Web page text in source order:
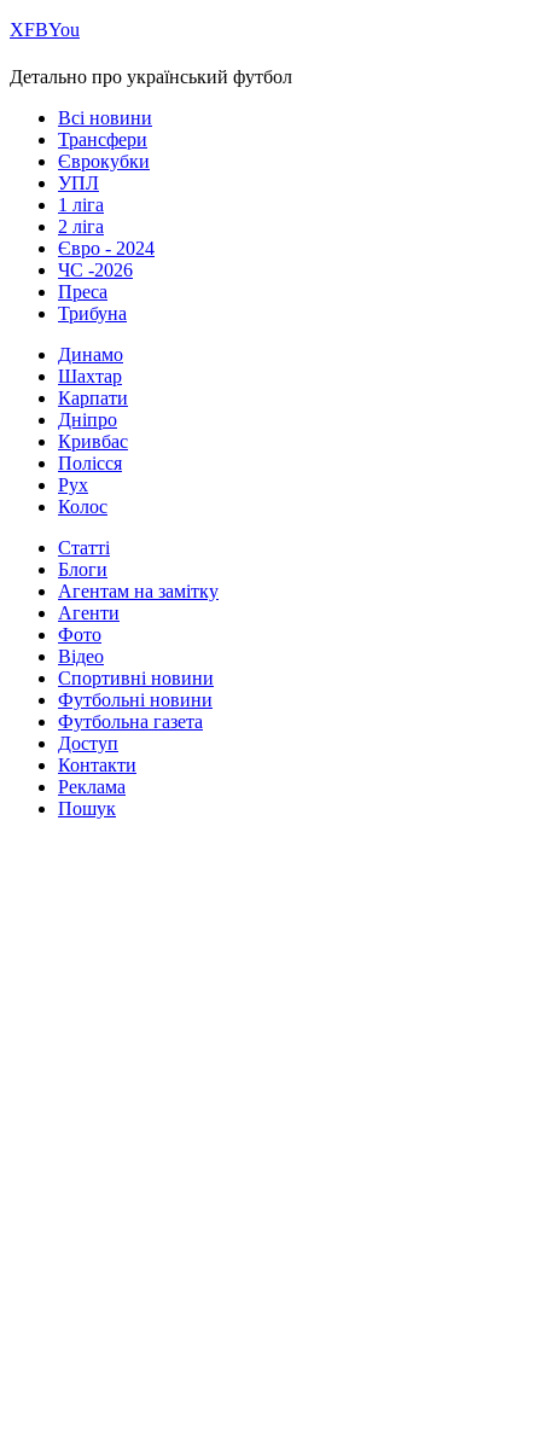
ХFBYou
Детально про український футбол
Всі новини
Трансфери
Єврокубки
УПЛ
1 ліга
2 ліга
Євро - 2024
ЧС -2026
Преса
Трибуна
Динамо
Шахтар
Карпати
Дніпро
Кривбас
Полісся
Рух
Колос
Статті
Блоги
Агентам на замітку
Агенти
Фото
Відео
Спортивні новини
Футбольні новини
Футбольна газета
Доступ
Контакти
Реклама
Пошук